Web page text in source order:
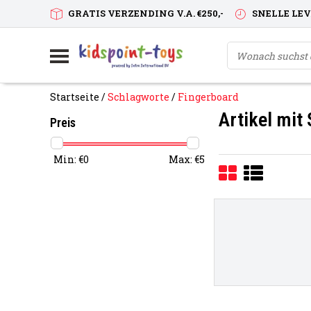
GRATIS VERZENDING V.A. €250,- SNELLE
Startseite /Schlagworte / Fingerboard
Preis
Min: €0 Max: €5
Artikel mit